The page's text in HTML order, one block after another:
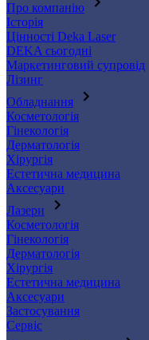
Про компанію
Історія
Цінності Deka Laser
DEKA сьогодні
Маркетинговий супровід
Лізинг
Обладнання
Косметологія
Гінекологія
Дерматологія
Хірургія
Естетична медицина
Аксесуари
Лазери
Косметологія
Гінекологія
Дерматологія
Хірургія
Естетична медицина
Аксесуари
Застосування
Сервіс